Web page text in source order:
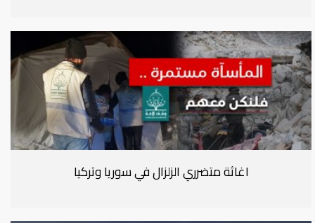
اغاثة متضرري الزلزال في سوريا وتركيا